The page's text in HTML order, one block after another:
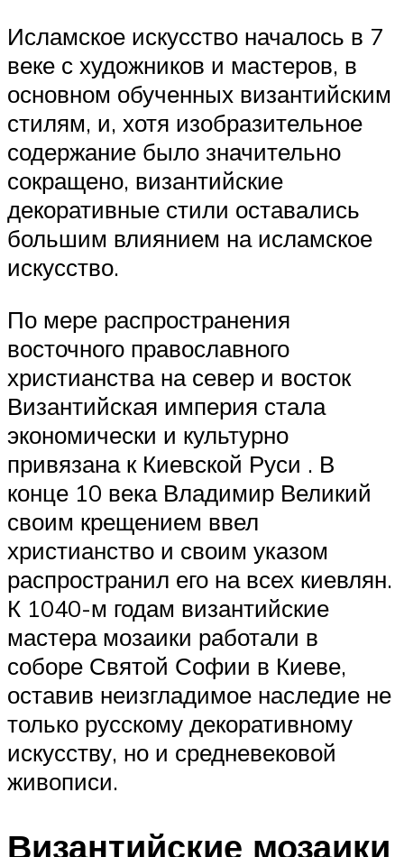
Исламское искусство началось в 7
веке с художников и мастеров, в
основном обученных византийским
стилям, и, хотя изобразительное
содержание было значительно
сокращено, византийские
декоративные стили оставались
большим влиянием на исламское
искусство.
По мере распространения
восточного православного
христианства на север и восток
Византийская империя стала
экономически и культурно
привязана к Киевской Руси . В
конце 10 века Владимир Великий
своим крещением ввел
христианство и своим указом
распространил его на всех киевлян.
К 1040-м годам византийские
мастера мозаики работали в
соборе Святой Софии в Киеве,
оставив неизгладимое наследие не
только русскому декоративному
искусству, но и средневековой
живописи.
Византийские мозаики